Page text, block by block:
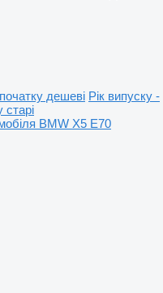
дешеві Рік випуску -
старі